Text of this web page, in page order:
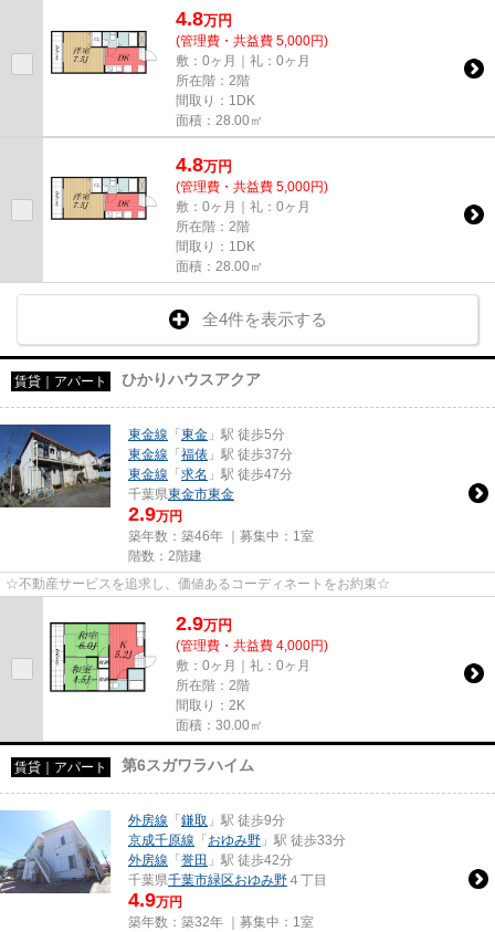
4.8万円
(管理費・共益費 5,000円)
敷：0ヶ月｜礼：0ヶ月
所在階：2階
間取り：1DK
面積：28.00㎡
4.8万円
(管理費・共益費 5,000円)
敷：0ヶ月｜礼：0ヶ月
所在階：2階
間取り：1DK
面積：28.00㎡
全4件を表示する
賃貸｜アパート ひかりハウスアクア
東金線 「 東金 」駅 徒歩5分
東金線 「 福俵 」駅 徒歩37分
東金線 「 求名 」駅 徒歩47分
千葉県東金市東金
2.9万円
築年数：築46年 ｜募集中： 1室
階数：2階建
☆不動産サービスを追求し、価値あるコーディネートをお約束☆
2.9万円
(管理費・共益費 4,000円)
敷：0ヶ月｜礼：0ヶ月
所在階：2階
間取り：2K
面積：30.00㎡
賃貸｜アパート 第6スガワラハイム
外房線 「 鎌取 」駅 徒歩9分
京成千原線 「 おゆみ野 」駅 徒歩33分
外房線 「 誉田 」駅 徒歩42分
千葉県千葉市緑区おゆみ野 ４丁目
4.9万円
築年数：築32年 ｜募集中： 1室